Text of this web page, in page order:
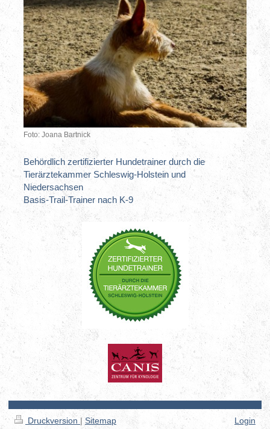
Foto: Joana Bartnick
Behördlich zertifizierter Hundetrainer durch die
Tierärztekammer Schleswig-Holstein und
Niedersachsen
Basis-Trail-Trainer nach K-9
Druckversion | Sitemap
Login